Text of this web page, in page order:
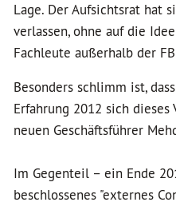
Lage. Der Aufsichtsrat hat
verlassen, ohne auf die
Fachleute außerhalb der
Besonders schlimm ist,
Erfahrung 2012 sich
neuen Geschäftsführer
Im Gegenteil – ein Ende
beschlossenes "externes